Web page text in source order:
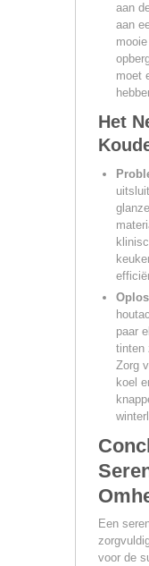
aan
aan
moet
Het
paar
tinten
Zorg
koel
Een
voor de